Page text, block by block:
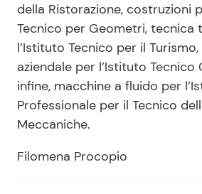
della Ristorazione, costruzioni
Tecnico per Geometri, tecnica
l’Istituto Tecnico per il
aziendale per l’Istituto
infine, macchine a fluido per
Professionale per il Tecnico
Meccaniche.
Filomena Procopio